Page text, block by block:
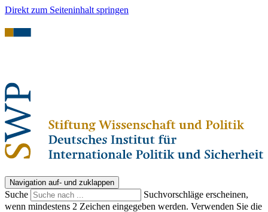
Direkt zum Seiteninhalt springen
Navigation auf- und zuklappen
Suche
Suchvorschläge erscheinen,
wenn mindestens 2 Zeichen eingegeben werden. Verwenden Sie die